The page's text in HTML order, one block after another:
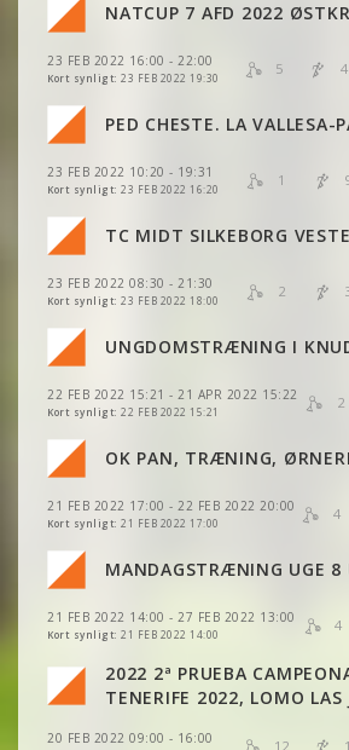
NATCUP 7 AFD 2022
23 FEB 2022 16:00 - 22:00
Kort synligt: 23 FEB 2022 19:30
5
VIS 2DRERUN
VIS 2DRERUN
PED CHESTE. LA VALLESA-
23 FEB 2022 10:20 - 19:31
Kort synligt: 23 FEB 2022 16:20
1
VIS 2DRERUN
TC MIDT SILKEBORG
23 FEB 2022 08:30 - 21:30
Kort synligt: 23 FEB 2022 18:00
2
VIS 2DRERUN
VIS 2DRERUN
UNGDOMSTRÆNING I
22 FEB 2022 15:21 - 21 APR 2022 15:22
Kort synligt: 22 FEB 2022 15:21
2
VIS 2DRERUN
VIS 2DRERUN
OK PAN, TRÆNING,
21 FEB 2022 17:00 - 22 FEB 2022 20:00
Kort synligt: 21 FEB 2022 17:00
4
VIS
VIS 2DRERUN
VIS 2DRERUN
VIS 2DRERUN
MANDAGSTRÆNING UGE 8
21 FEB 2022 14:00 - 27 FEB 2022 13:00
Kort synligt: 21 FEB 2022 14:00
4
VIS
VIS 2DRERUN
VIS 2DRERUN
VIS 2DRERUN
2022 2ª PRUEBA
TENERIFE 2022, LOMO LAS
20 FEB 2022 09:00 - 16:00 12
VIS 2DRERUN
VIS 2DRERUN
VIS 2DRERUN
VIS
VIS
VIS 2DRERUN
VIS 2DRERUN
VIS 2DRERUN
VIS 2DRERUN
VIS
VIS 2DRERUN
VIS 2DRERUN
VIS 2DRERUN
VIS 2DRERUN